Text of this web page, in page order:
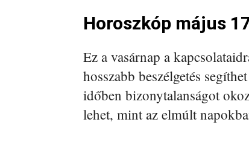
Horoszkóp május
Ez a vasárnap a
hosszabb beszélgetés
időben bizonytalanságot
lehet, mint az elmúlt